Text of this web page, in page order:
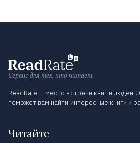
Сервис для тех, кто читает.
ReadRate — место встречи книг и людей.
поможет вам найти интересные книги и
Читайте